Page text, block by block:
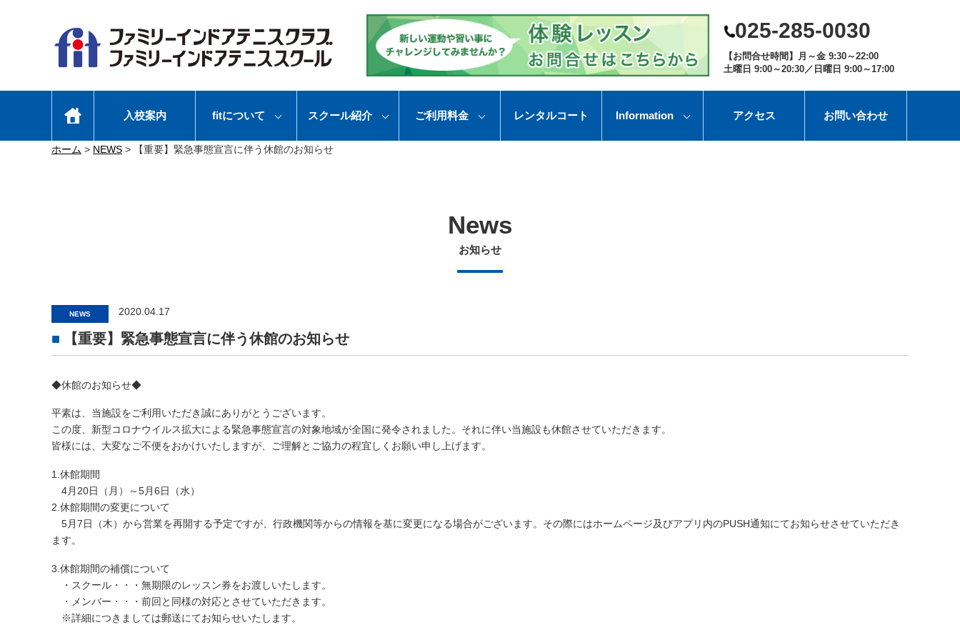
025-285-0030
【お問合せ時間】月～金 9:30～22:00
土曜日 9:00～20:30／日曜日 9:00～17:00
入校案内 fitについて スクール紹介 ご利用料金 レンタルコート Information アクセス お問い合わせ
ホーム > NEWS > 【重要】緊急事態宣言に伴う休館のお知らせ
News
お知らせ
NEWS 2020.04.17
【重要】緊急事態宣言に伴う休館のお知らせ
◆休館のお知らせ◆
平素は、当施設をご利用いただき誠にありがとうございます。
この度、新型コロナウイルス拡大による緊急事態宣言の対象地域が全国に発令されました。それに伴い当施設も休館させていただきます。
皆様には、大変なご不便をおかけいたしますが、ご理解とご協力の程宜しくお願い申し上げます。
1.休館期間
4月20日（月）～5月6日（水）
2.休館期間の変更について
5月7日（木）から営業を再開する予定ですが、行政機関等からの情報を基に変更になる場合がございます。その際にはホームページ及びアプリ内のPUSH通知にてお知らせさせていただき
ます。
3.休館期間の補償について
・スクール・・・無期限のレッスン券をお渡しいたします。
・メンバー・・・前回と同様の対応とさせていただきます。
※詳細につきましては郵送にてお知らせいたします。